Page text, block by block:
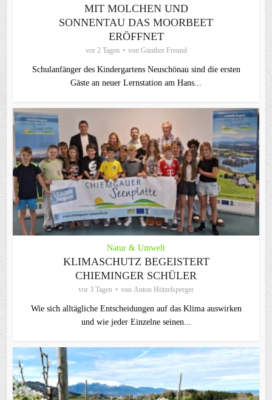
MIT MOLCHEN UND
SONNENTAU DAS MOORBEET
ERÖFFNET
vor 2 Tagen von Günther Freund
Schulanfänger des Kindergartens Neuschönau sind die ersten
Gäste an neuer Lernstation am Hans...
Natur & Umwelt
KLIMASCHUTZ BEGEISTERT
CHIEMINGER SCHÜLER
vor 3 Tagen von Anton Hötzelsperger
Wie sich alltägliche Entscheidungen auf das Klima auswirken
und wie jeder Einzelne seinen...